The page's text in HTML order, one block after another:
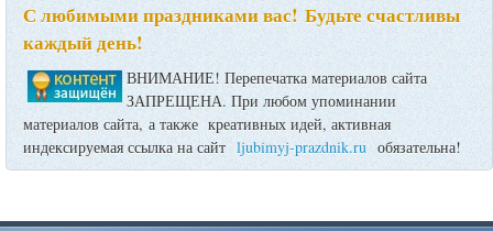
С любимыми праздниками вас! Будьте счастливы
каждый день!
ВНИМАНИЕ! Перепечатка материалов сайта
ЗАПРЕЩЕНА. При любом упоминании
материалов сайта, а также креативных идей, активная
индексируемая ссылка на сайт ljubimyj-prazdnik.ru обязательна!